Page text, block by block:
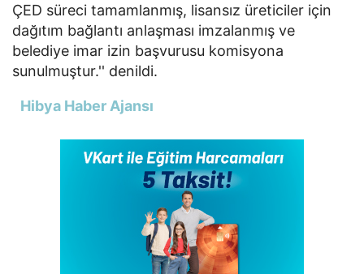
ÇED süreci tamamlanmış, lisansız üreticiler için
dağıtım bağlantı anlaşması imzalanmış ve
belediye imar izin başvurusu komisyona
sunulmuştur.'' denildi.
Hibya Haber Ajansı